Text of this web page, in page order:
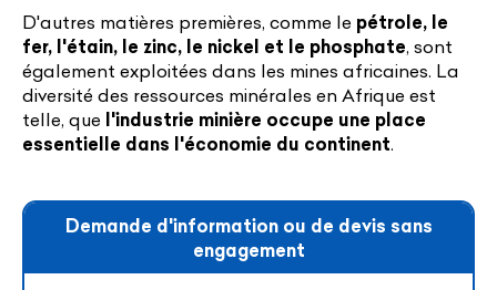
D'autres matières premières, comme le pétrole, le
fer, l'étain, le zinc, le nickel et le phosphate, sont
également exploitées dans les mines africaines. La
diversité des ressources minérales en Afrique est
telle, que l'industrie minière occupe une place
essentielle dans l'économie du continent.
Demande d'information ou de devis sans
engagement